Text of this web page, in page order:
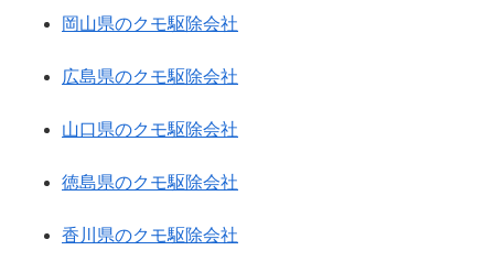
岡山県のクモ駆除会社
広島県のクモ駆除会社
山口県のクモ駆除会社
徳島県のクモ駆除会社
香川県のクモ駆除会社